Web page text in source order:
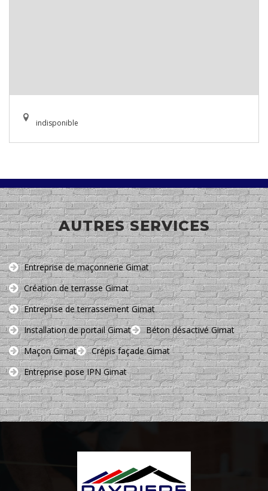
indisponible
AUTRES SERVICES
Entreprise de maçonnerie Gimat
Création de terrasse Gimat
Entreprise de terrassement Gimat
Installation de portail Gimat
Béton désactivé Gimat
Maçon Gimat
Crépis façade Gimat
Entreprise pose IPN Gimat